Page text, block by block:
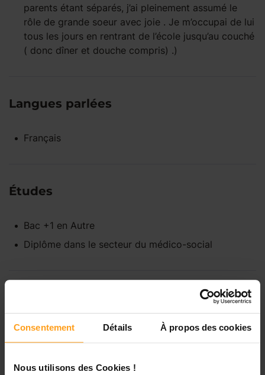
Consentement Détails À propos des cookies
Nous utilisons des Cookies !
parents étant séparés, j’ai pleinement assumé le
rôle de grande soeur avec joie . Je m’occupai de lui
tous les jours en rentrant de l’école jusqu’au couché
( donc dîner et douche compris) .)
Langues parlées
Français
Études
Bac +1 en Autre
Diplôme dans le secteur du médico-social
Lundi